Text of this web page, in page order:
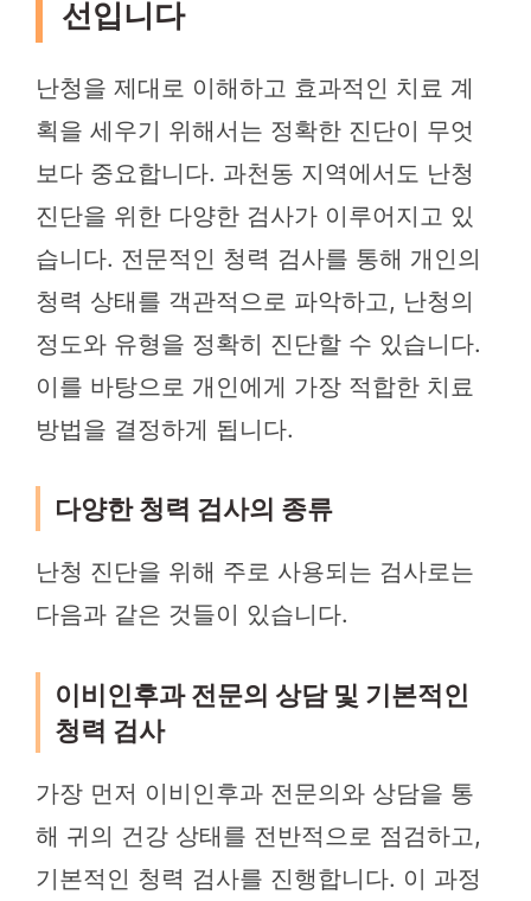
선입니다
난청을 제대로 이해하고 효과적인 치료 계
획을 세우기 위해서는 정확한 진단이 무엇
보다 중요합니다. 과천동 지역에서도 난청
진단을 위한 다양한 검사가 이루어지고 있
습니다. 전문적인 청력 검사를 통해 개인의
청력 상태를 객관적으로 파악하고, 난청의
정도와 유형을 정확히 진단할 수 있습니다.
이를 바탕으로 개인에게 가장 적합한 치료
방법을 결정하게 됩니다.
다양한 청력 검사의 종류
난청 진단을 위해 주로 사용되는 검사로는
다음과 같은 것들이 있습니다.
이비인후과 전문의 상담 및 기본적인
청력 검사
가장 먼저 이비인후과 전문의와 상담을 통
해 귀의 건강 상태를 전반적으로 점검하고,
기본적인 청력 검사를 진행합니다. 이 과정